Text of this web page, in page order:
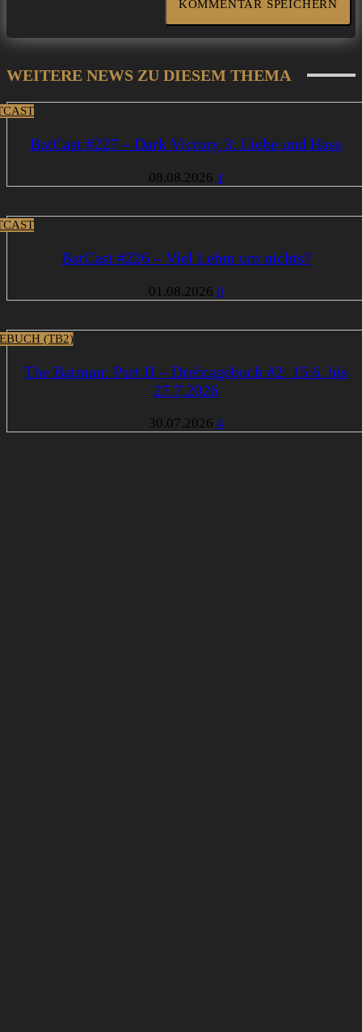
WEITERE NEWS ZU DIESEM THEMA
BatCast #227 – Dark Victory 3: Liebe und Hass
08.08.2026 1
BatCast #226 – Viel Lehm um nichts?
01.08.2026 0
(TB2)
The Batman: Part II – Drehtagebuch #2: 15.6. bis
27.7.2026
30.07.2026 4